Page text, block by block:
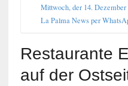
Mittwoch, der 14. Dezember
La Palma News per
Restaurante
auf der